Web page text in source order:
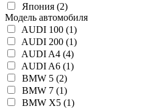
Япония (2)
Модель автомобиля
AUDI 100 (1)
AUDI 200 (1)
AUDI A4 (4)
AUDI A6 (1)
BMW 5 (2)
BMW 7 (1)
BMW X5 (1)